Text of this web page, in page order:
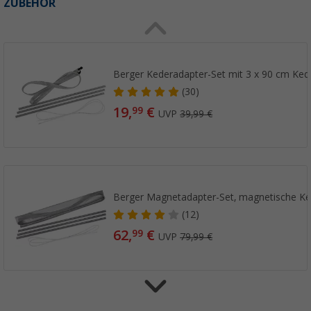
ZUBEHÖR
Berger Kederadapter-Set mit 3 x 90 cm
(30)
19,99 € UVP39,99 €
Berger Magnetadapter-Set, magnetische
(12)
62,99 € UVP79,99 €